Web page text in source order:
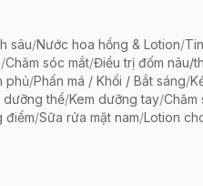
sâu/Nước hoa hồng & Lotion/
/Chăm sóc mắt/Điều trị đốm nâu/
phủ/Phấn má / Khối / Bắt sáng/
dưỡng thể/Kem dưỡng tay/Chăm
điểm/Sữa rửa mặt nam/Lotion